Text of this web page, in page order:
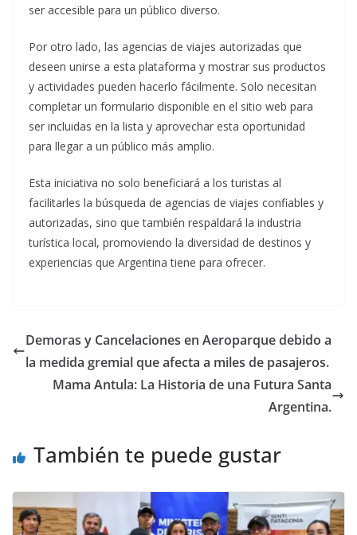
ser accesible para un público diverso.
Por otro lado, las agencias de viajes autorizadas que
deseen unirse a esta plataforma y mostrar sus productos
y actividades pueden hacerlo fácilmente. Solo necesitan
completar un formulario disponible en el sitio web para
ser incluidas en la lista y aprovechar esta oportunidad
para llegar a un público más amplio.
Esta iniciativa no solo beneficiará a los turistas al
facilitarles la búsqueda de agencias de viajes confiables y
autorizadas, sino que también respaldará la industria
turística local, promoviendo la diversidad de destinos y
experiencias que Argentina tiene para ofrecer.
Demoras y Cancelaciones en Aeroparque debido a
la medida gremial que afecta a miles de pasajeros.
Mama Antula: La Historia de una Futura Santa
Argentina.
También te puede gustar